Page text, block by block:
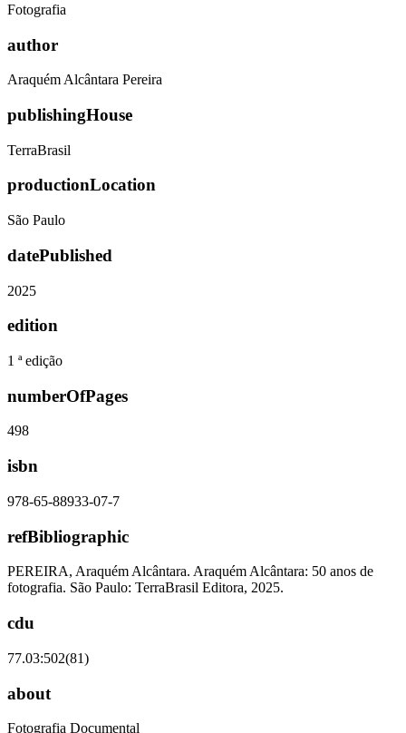
Fotografia
author
Araquém Alcântara Pereira
publishingHouse
TerraBrasil
productionLocation
São Paulo
datePublished
2025
edition
1 ª edição
numberOfPages
498
isbn
978-65-88933-07-7
refBibliographic
PEREIRA, Araquém Alcântara. Araquém Alcântara: 50 anos de
fotografia. São Paulo: TerraBrasil Editora, 2025.
cdu
77.03:502(81)
about
Fotografia Documental